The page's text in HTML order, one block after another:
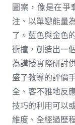
圖案，像是在爭
注、以單戀能量
了。藍色與金色
衝撞，創造出一
為講授實際研討
盛了教導的評價
全、客不雅地反
技巧的利用可以
維度、全經過歷